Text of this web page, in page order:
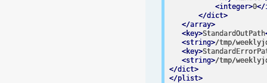
<integer>0</
</dict>
</array>
<key>StandardOutPath
<string>/tmp/
<key>
<string>/tmp/
</dict>
</plist>